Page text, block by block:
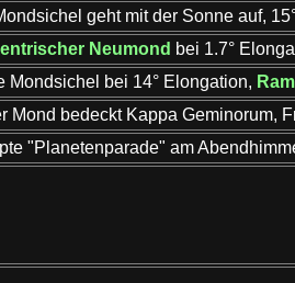
geht mit der Sonne auf,
Neumond bei 1.7°
Mondsichel bei 14° Elongation,
Mond bedeckt Kappa Geminorum,
"Planetenparade" am